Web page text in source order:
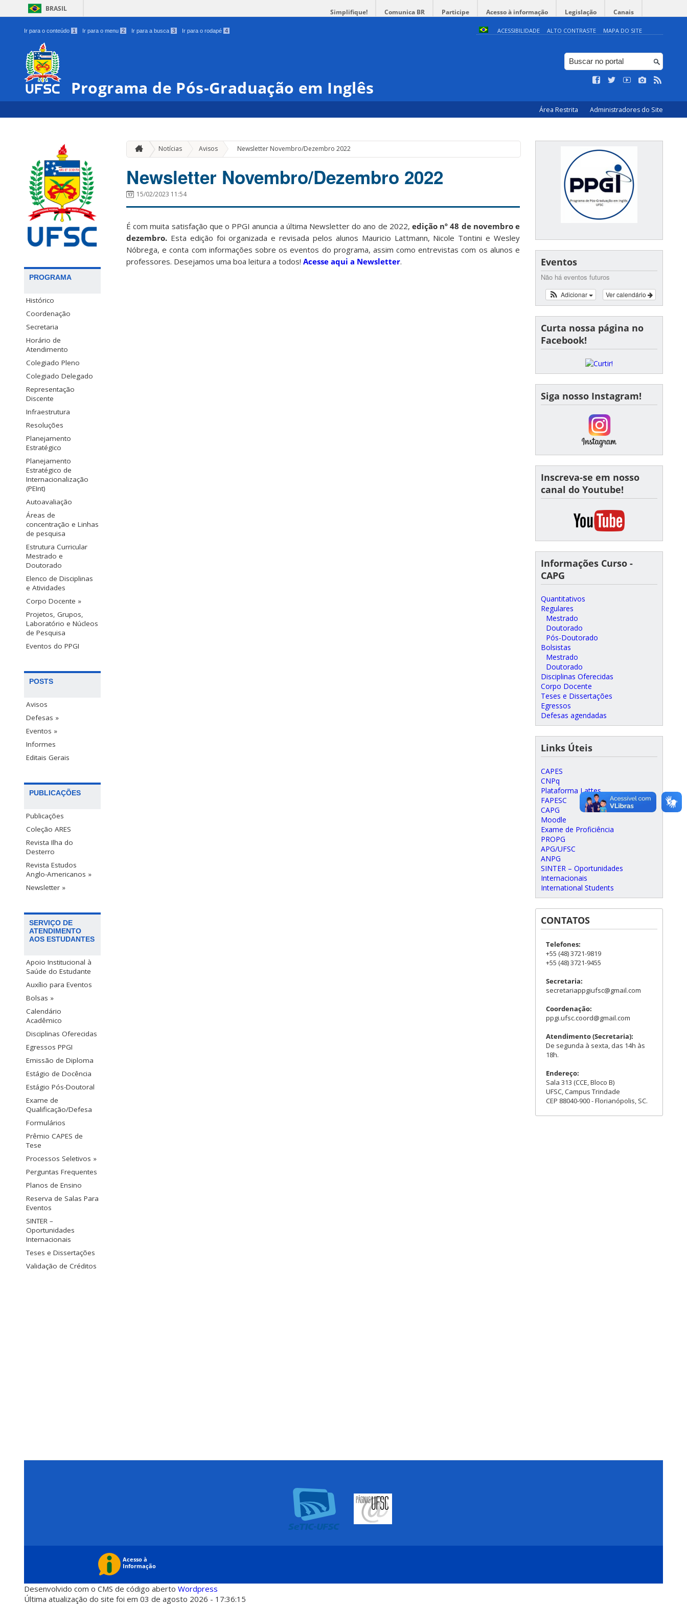
BRASIL Simplifique! Comunica BR Participe Acesso à informação Legislação Canais
Ir para o conteúdo 1 Ir para o menu 2 Ir para a busca 3 Ir para o rodapé 4 ACESSIBILIDADE ALTO CONTRASTE MAPA DO SITE
Programa de Pós-Graduação em Inglês
Área Restrita Administradores do Site
PROGRAMA
Histórico
Coordenação
Secretaria
Horário de
Atendimento
Colegiado Pleno
Colegiado Delegado
Representação
Discente
Infraestrutura
Resoluções
Planejamento
Estratégico
Planejamento
Estratégico de
Internacionalização
(PEInt)
Autoavaliação
Áreas de
concentração e Linhas
de pesquisa
Estrutura Curricular
Mestrado e
Doutorado
Elenco de Disciplinas
e Atividades
Corpo Docente »
Projetos, Grupos,
Laboratório e Núcleos
de Pesquisa
Eventos do PPGI
POSTS
Avisos
Defesas »
Eventos »
Informes
Editais Gerais
PUBLICAÇÕES
Publicações
Coleção ARES
Revista Ilha do
Desterro
Revista Estudos
Anglo-Americanos »
Newsletter »
SERVIÇO DE
ATENDIMENTO
AOS ESTUDANTES
Apoio Institucional à
Saúde do Estudante
Auxílio para Eventos
Bolsas »
Calendário
Acadêmico
Disciplinas Oferecidas
Egressos PPGI
Emissão de Diploma
Estágio de Docência
Estágio Pós-Doutoral
Exame de
Qualificação/Defesa
Formulários
Prêmio CAPES de
Tese
Processos Seletivos »
Perguntas Frequentes
Planos de Ensino
Reserva de Salas Para
Eventos
SINTER –
Oportunidades
Internacionais
Teses e Dissertações
Validação de Créditos
Notícias Avisos » Newsletter Novembro/Dezembro 2022
Newsletter Novembro/Dezembro 2022
15/02/2023 11:54
É com muita satisfação que o PPGI anuncia a última Newsletter do ano de 2022, edição nº 48 de novembro e
dezembro. Esta edição foi organizada e revisada pelos alunos Mauricio Lattmann, Nicole Tontini e Wesley
Nóbrega, e conta com informações sobre os eventos do programa, assim como entrevistas com os alunos e
professores. Desejamos uma boa leitura a todos! Acesse aqui a Newsletter. Eventos
Não há eventos futuros
Ver calendário
Adicionar
Curta nossa página no
Facebook!
Siga nosso Instagram!
Inscreva-se em nosso
canal do Youtube!
Informações Curso -
CAPG
Quantitativos
Regulares
Mestrado
Doutorado
Pós-Doutorado
Bolsistas
Mestrado
Doutorado
Disciplinas Oferecidas
Corpo Docente
Teses e Dissertações
Egressos
Defesas agendadas
Links Úteis
CAPES
CNPq
Plataforma Lattes
FAPESC
CAPG
Moodle
Exame de Proficiência
PROPG
APG/UFSC
ANPG
SINTER – Oportunidades
Internacionais
International Students
CONTATOS
Telefones:
+55 (48) 3721-9819
+55 (48) 3721-9455
Secretaria:
secretariappgiufsc@gmail.com
Coordenação:
ppgi.ufsc.coord@gmail.com
Atendimento (Secretaria):
De segunda à sexta, das 14h às
18h.
Endereço:
Sala 313 (CCE, Bloco B)
UFSC, Campus Trindade
CEP 88040-900 - Florianópolis, SC.
Desenvolvido com o CMS de código aberto Wordpress
Última atualização do site foi em 03 de agosto 2026 - 17:36:15